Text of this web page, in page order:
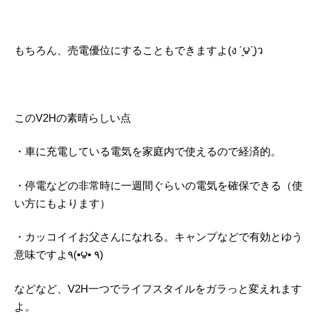
もちろん、売電優位にすることもできますよ(ง ´͈౪`͈)ว
このV2Hの素晴らしい点
・車に充電している電気を家庭内で使えるので経済的。
・停電などの非常時に一週間ぐらいの電気を確保できる（使
い方にもよります）
・カッコイイお父さんになれる。キャンプなどで有効とゆう
意味ですよ٩(•౪• ٩)
などなど、V2H一つでライフスタイルをガラっと変えれます
よ。